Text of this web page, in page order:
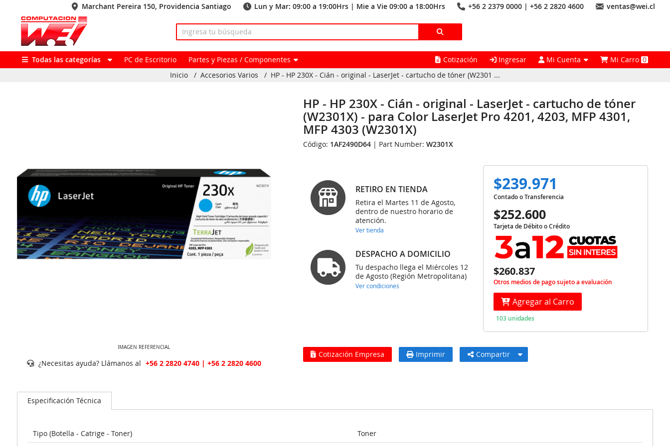
Marchant Pereira 150, Providencia Santiago Lun y Mar: 09:00 a 19:00Hrs | Mie a Vie 09:00 a 18:00Hrs +56 2 2379 0000 | +56 2 2820 4600 ventas@wei.cl
Todas las categorías PC de Escritorio Partes y Piezas / Componentes Cotización Ingresar Mi Cuenta Mi Carro0
Inicio
/ Accesorios Varios / HP - HP 230X - Cián - original - LaserJet - cartucho de tóner (W2301 ...
IMAGEN REFERENCIAL
¿Necesitas ayuda? Llámanos al +56 2 2820 4740 | +56 2 2820 4600
HP - HP 230X - Cián - original - LaserJet - cartucho de tóner
(W2301X) - para Color LaserJet Pro 4201, 4203, MFP 4301,
MFP 4303 (W2301X)
Código: 1AF2490D64 | Part Number:W2301X
RETIRO EN TIENDA
Retira el Martes 11 de Agosto,
dentro de nuestro horario de
atención.
Ver tienda
DESPACHO A DOMICILIO
Tu despacho llega el Miércoles 12
de Agosto (Región Metropolitana)
Ver condiciones
$239.971
Contado o Transferencia
$252.600
Tarjeta de Débito o Crédito
$260.837
Otros medios de pago sujeto a evaluación
Agregar al Carro
103 unidades
Cotización Empresa Imprimir Compartir
Especificación Técnica
Tipo (Botella - Catrige - Toner)
Toner